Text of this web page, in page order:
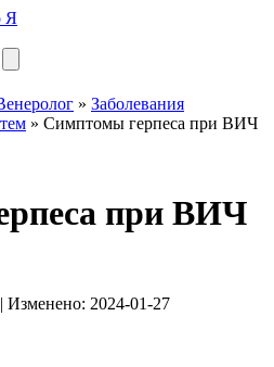
Я
» Заболевания
» Симптомы герпеса при ВИЧ
при ВИЧ
| Изменено: 2024-01-27